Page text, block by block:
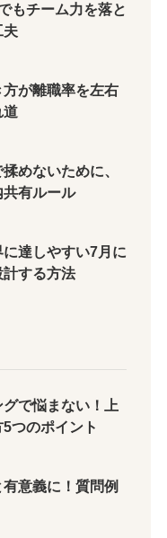
もチーム力を落と
夫
が離職率を左右
道
めないために、
有ルール
達しやすい7月に
計する方法
で悩まない！上
つのポイント
意義に！質問例